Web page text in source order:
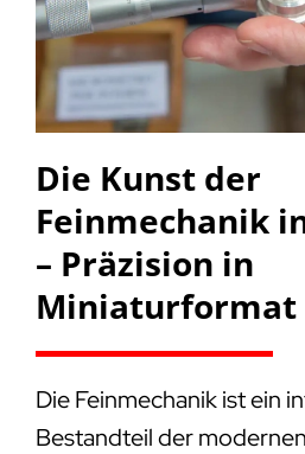
Die Kunst der
Feinmechanik
– Präzision in
Miniaturformat
Die Feinmechanik ist ein
Bestandteil der modernen